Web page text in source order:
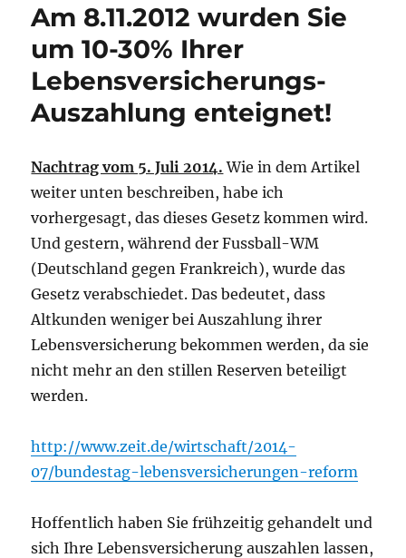
Am 8.11.2012 wurden Sie
um 10-30% Ihrer
Lebensversicherungs-
Auszahlung enteignet!
Nachtrag vom 5. Juli 2014. Wie in dem Artikel
weiter unten beschreiben, habe ich
vorhergesagt, das dieses Gesetz kommen wird.
Und gestern, während der Fussball-WM
(Deutschland gegen Frankreich), wurde das
Gesetz verabschiedet. Das bedeutet, dass
Altkunden weniger bei Auszahlung ihrer
Lebensversicherung bekommen werden, da sie
nicht mehr an den stillen Reserven beteiligt
werden.
http://www.zeit.de/wirtschaft/2014-
07/bundestag-lebensversicherungen-reform
Hoffentlich haben Sie frühzeitig gehandelt und
sich Ihre Lebensversicherung auszahlen lassen,